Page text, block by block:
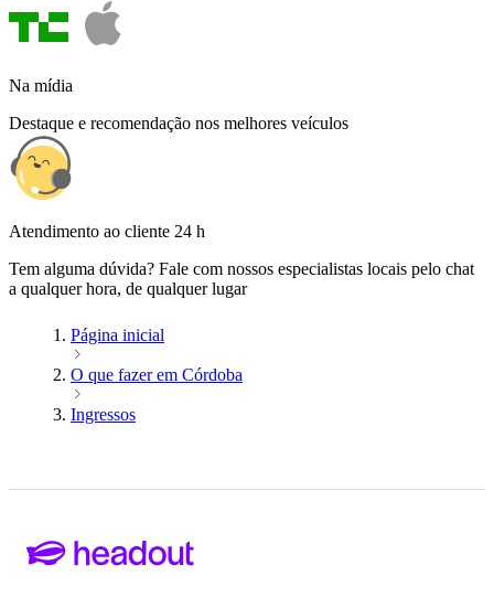
Na mídia
Destaque e recomendação nos melhores veículos
Atendimento ao cliente 24 h
Tem alguma dúvida? Fale com nossos especialistas locais pelo chat
a qualquer hora, de qualquer lugar
Página inicial
O que fazer em Córdoba
Ingressos